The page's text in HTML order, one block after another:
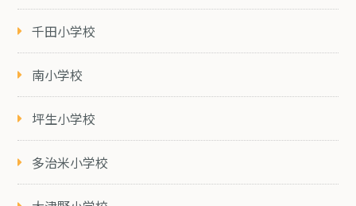
千田小学校
南小学校
坪生小学校
多治米小学校